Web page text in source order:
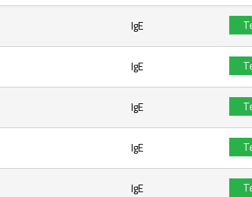
IgE
IgE
IgE
IgE
IgE